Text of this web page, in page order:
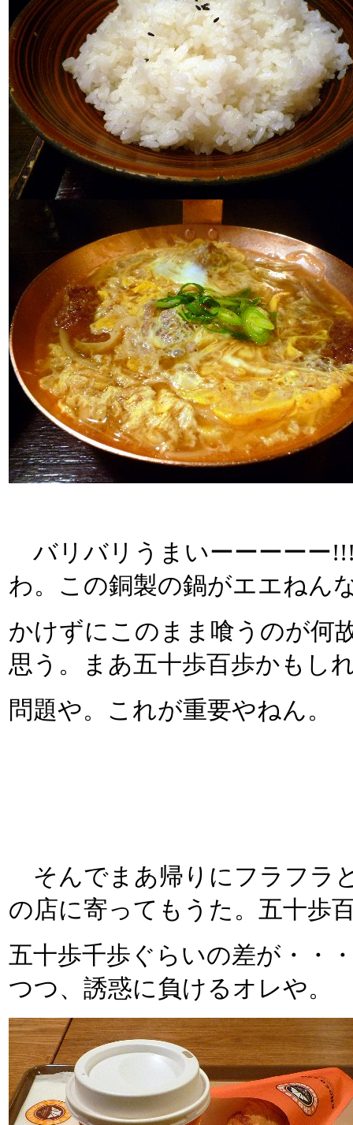
バリバリうまいーーーーー
わ。この銅製の鍋がエエねん
かけずにこのまま喰うのが何
思う。まあ五十歩百歩かもし
問題や。これが重要やねん。
そんでまあ帰りにフラフラ
の店に寄ってもうた。五十歩
五十歩千歩ぐらいの差が・・
つつ、誘惑に負けるオレや。